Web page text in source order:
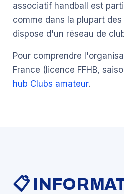
associatif handball est
comme dans la plupart
dispose d'un réseau de
Pour comprendre
France (licence FFHB,
hub Clubs amateur.
📋